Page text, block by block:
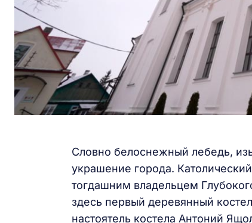
Словно белоснежный лебедь,
украшение города.
тогдашним владельцем
здесь первый деревянный
настоятель костела Антоний